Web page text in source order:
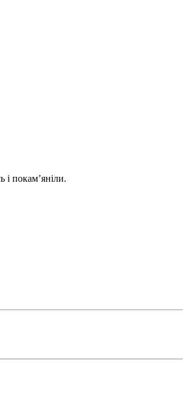
покам’яніли.